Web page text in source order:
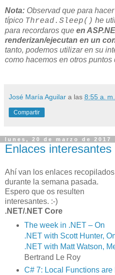
Nota: Observad que para
típico Thread.Sleep() he
para recordaros que en
renderizan/ejecutan en un
tanto, podemos utilizar en su
como hacemos en otros puntos
José María Aguilar a las 8:55 a. m.
Compartir
lunes, 20 de marzo de 2017
Enlaces interesantes
Ahí van los enlaces recopilados
durante la semana pasada.
Espero que os resulten
interesantes. :-)
.NET/.NET Core
The week in .NET – On
.NET with Scott Hunter,
.NET with Matt Watson,
Bertrand Le Roy
C# 7: Local Functions are